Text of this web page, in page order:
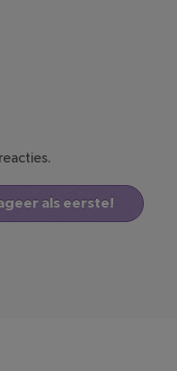
als eerste!